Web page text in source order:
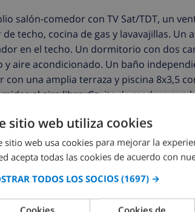
salón-comedor con TV Sat/TDT, un
techo, cocina de gas y lavavajillas.
en el techo. Un dormitorio con dos
aire acondicionado. Un baño
con una amplia terraza y piscina 8x3,5
al aire libre. Casita de madera con
dada la corta distancia para
más cercano a solamente 950 m.
hasta 12 kg con suplemento.
de vacaciones.
sitio web utiliza cookies
sitio web usa cookies para mejorar la
acepta todas las cookies de acuerdo con
TODOS LOS SOCIOS (1697) →